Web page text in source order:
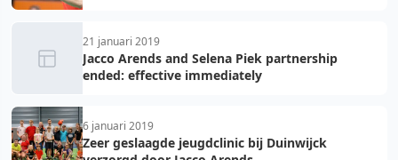
21 januari 2019
Jacco Arends and Selena Piek partnership
ended: effective immediately
6 januari 2019
Zeer geslaagde jeugdclinic bij Duinwijck